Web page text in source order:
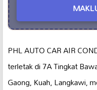
PHL AUTO CAR AIR
terletak di 7A Tingkat
Gaong, Kuah, Langkawi,